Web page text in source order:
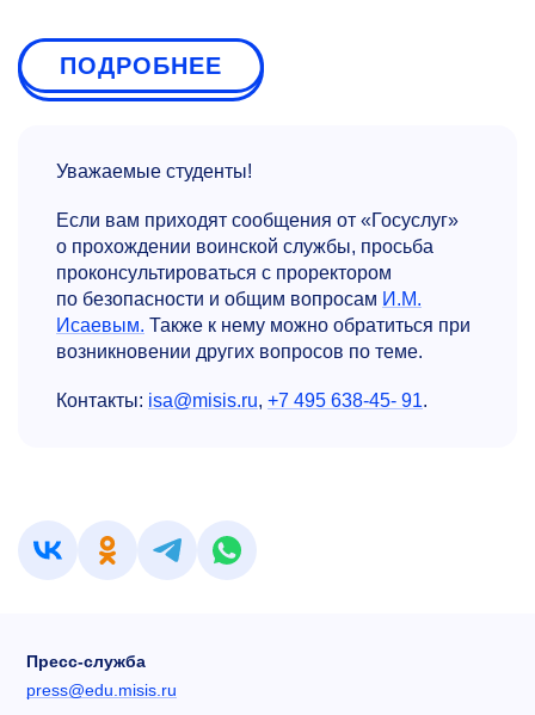
ПОДРОБНЕЕ
Уважаемые студенты!
Если вам приходят сообщения от «Госуслуг»
о прохождении воинской службы, просьба
проконсультироваться c проректором
по безопасности и общим вопросам И.М.
Исаевым. Также к нему можно обратиться при
возникновении других вопросов по теме.
Контакты: isa@misis.ru, +7 495 638‑45‑ 91.
Пресс-служба
press@edu.misis.ru